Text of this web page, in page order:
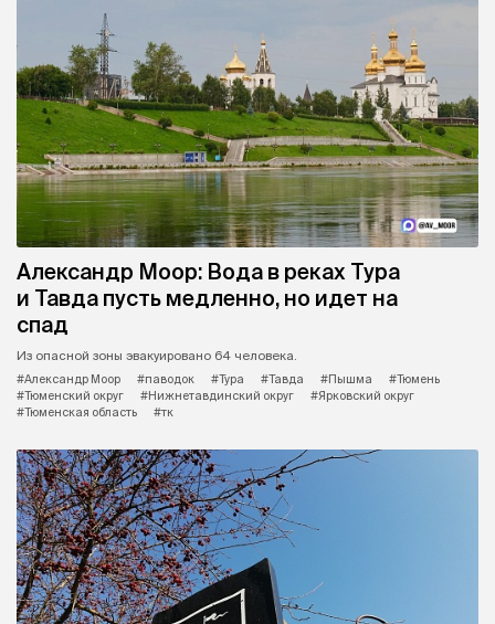
Александр Моор: Вода в реках Тура
и Тавда пусть медленно, но идет на
спад
Из опасной зоны эвакуировано 64 человека.
#Александр Моор
#паводок #Тура #Тавда #Пышма
#Тюмень
#Тюменский округ
#Нижнетавдинский округ
#Ярковский округ
#Тюменская область
#тк